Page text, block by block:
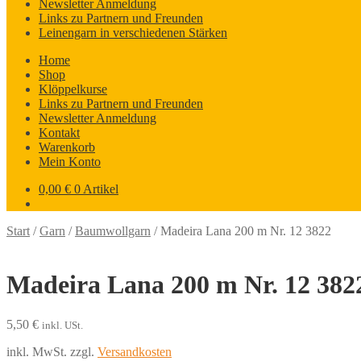
Newsletter Anmeldung
Links zu Partnern und Freunden
Leinengarn in verschiedenen Stärken
Home
Shop
Klöppelkurse
Links zu Partnern und Freunden
Newsletter Anmeldung
Kontakt
Warenkorb
Mein Konto
0,00 € 0 Artikel
Start /Garn /Baumwollgarn /Madeira Lana 200 m Nr. 12 3822
Madeira Lana 200 m Nr. 12
5,50 € inkl. USt.
inkl. MwSt. zzgl. Versandkosten